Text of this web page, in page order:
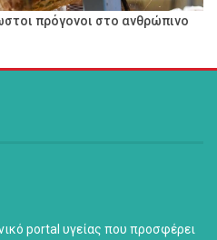
πρόγονοι στο ανθρώπινο
portal υγείας που προσφέρει